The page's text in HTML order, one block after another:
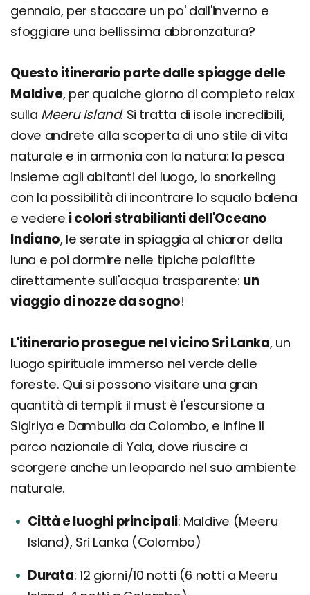
gennaio, per staccare un po' dall'inverno e
sfoggiare una bellissima abbronzatura?
Questo itinerario parte dalle spiagge delle
Maldive, per qualche giorno di completo relax
sulla Meeru Island. Si tratta di isole incredibili,
dove andrete alla scoperta di uno stile di vita
naturale e in armonia con la natura: la pesca
insieme agli abitanti del luogo, lo snorkeling
con la possibilità di incontrare lo squalo balena
e vedere i colori strabilianti dell'Oceano
Indiano, le serate in spiaggia al chiaror della
luna e poi dormire nelle tipiche palafitte
direttamente sull'acqua trasparente: un
viaggio di nozze da sogno!
L'itinerario prosegue nel vicino Sri Lanka, un
luogo spirituale immerso nel verde delle
foreste. Qui si possono visitare una gran
quantità di templi: il must è l'escursione a
Sigiriya e Dambulla da Colombo, e infine il
parco nazionale di Yala, dove riuscire a
scorgere anche un leopardo nel suo ambiente
naturale.
Città e luoghi principali Maldive (Meeru
Island), Sri Lanka (Colombo)
Durata 12 giorni/10 notti (6 notti a Meeru